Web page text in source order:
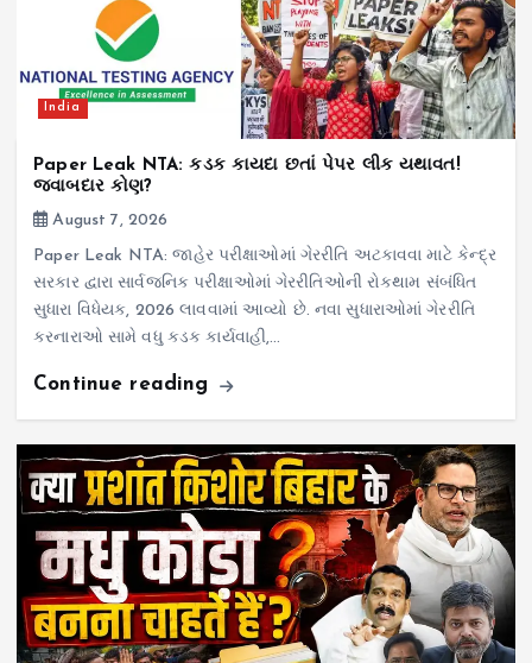
India
Paper Leak NTA: કડક કાયદા છતાં પેપર લીક યથાવત!
જવાબદાર કોણ?
August 7, 2026
Paper Leak NTA: જાહેર પરીક્ષાઓમાં ગેરરીતિ અટકાવવા માટે કેન્દ્ર
સરકાર દ્વારા સાર્વજનિક પરીક્ષાઓમાં ગેરરીતિઓની રોકથામ સંબંધિત
સુધારા વિધેયક, 2026 લાવવામાં આવ્યો છે. નવા સુધારાઓમાં ગેરરીતિ
કરનારાઓ સામે વધુ કડક કાર્યવાહી,…
Continue reading